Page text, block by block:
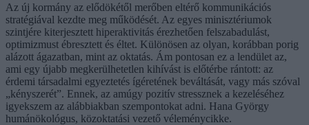
Az új kormány az elődökétől merőben eltérő kommunikációs
stratégiával kezdte meg működését. Az egyes minisztériumok
szintjére kiterjesztett hiperaktivitás érezhetően felszabadulást,
optimizmust ébresztett és éltet. Különösen az olyan, korábban porig
alázott ágazatban, mint az oktatás. Ám pontosan ez a lendület az,
ami egy újabb megkerülhetetlen kihívást is előtérbe rántott: az
érdemi társadalmi egyeztetés ígéretének beváltását, vagy más szóval
„kényszerét”. Ennek, az amúgy pozitív stressznek a kezeléséhez
igyekszem az alábbiakban szempontokat adni. Hana György
humánökológus, közoktatási vezető véleménycikke.